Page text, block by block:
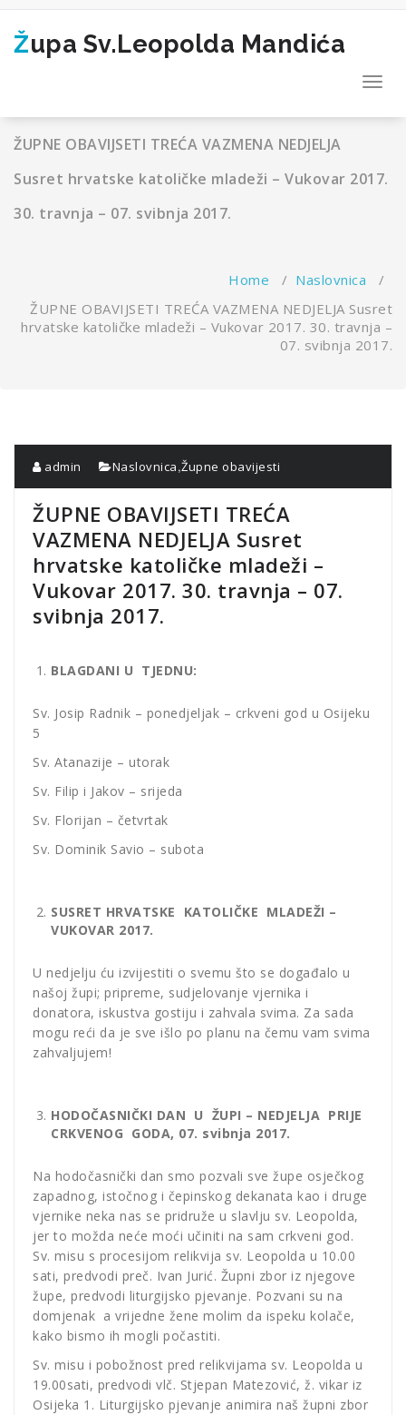
Skip
contentŽupa Sv.Leopolda Mandića
ŽUPNE OBAVIJSETI TREĆA VAZMENA NEDJELJA
Susret hrvatske katoličke mladeži – Vukovar 2017.
30. travnja – 07. svibnja 2017.
Home / Naslovnica /
ŽUPNE OBAVIJSETI TREĆA VAZMENA NEDJELJA Susret
hrvatske katoličke mladeži – Vukovar 2017. 30. travnja –
07. svibnja 2017.
admin Naslovnica,Župne obavijesti
ŽUPNE OBAVIJSETI TREĆA
VAZMENA NEDJELJA Susret
hrvatske katoličke mladeži –
Vukovar 2017. 30. travnja – 07.
svibnja 2017.
BLAGDANI U TJEDNU:
Sv. Josip Radnik – ponedjeljak – crkveni god u Osijeku
5
Sv. Atanazije – utorak
Sv. Filip i Jakov – srijeda
Sv. Florijan – četvrtak
Sv. Dominik Savio – subota
SUSRET HRVATSKE KATOLIČKE MLADEŽI –
VUKOVAR 2017.
U nedjelju ću izvijestiti o svemu što se događalo u
našoj župi; pripreme, sudjelovanje vjernika i
donatora, iskustva gostiju i zahvala svima. Za sada
mogu reći da je sve išlo po planu na čemu vam svima
zahvaljujem!
HODOČASNIČKI DAN U ŽUPI – NEDJELJA PRIJE
CRKVENOG GODA, 07. svibnja 2017.
Na hodočasnički dan smo pozvali sve župe osječkog
zapadnog, istočnog i čepinskog dekanata kao i druge
vjernike neka nas se pridruže u slavlju sv. Leopolda,
jer to možda neće moći učiniti na sam crkveni god.
Sv. misu s procesijom relikvija sv. Leopolda u 10.00
sati, predvodi preč. Ivan Jurić. Župni zbor iz njegove
župe, predvodi liturgijsko pjevanje. Pozvani su na
domjenak a vrijedne žene molim da ispeku kolače,
kako bismo ih mogli počastiti.
Sv. misu i pobožnost pred relikvijama sv. Leopolda u
19.00sati, predvodi vlč. Stjepan Matezović, ž. vikar iz
Osijeka 1. Liturgijsko pjevanje animira naš župni zbor